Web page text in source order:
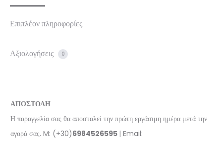
Επιπλέον πληροφορίες
Αξιολογήσεις 0
ΑΠΟΣΤΟΛΗ
Η παραγγελία σας θα αποσταλεί την πρώτη εργάσιμη ημέρα μετά την
αγορά σας. M: (+30)6984526595 | Email: